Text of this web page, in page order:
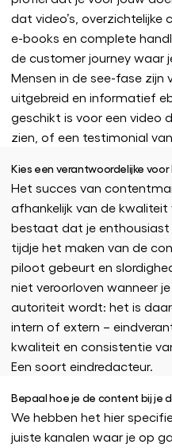
dat video’s,
e-books en complete
de customer journey waar
Mensen in de see-fase
uitgebreid en informatief
geschikt is voor een video
zien, of een testimonial
Kies een verantwoordelijke
Het succes van
afhankelijk van de
bestaat dat je
tijdje het maken van de
piloot gebeurt en
niet veroorloven wanneer
autoriteit wordt: het is
intern of extern –
kwaliteit en consistentie
Een soort eindredacteur.
Bepaal hoe je de content bij je
We hebben het hier
juiste kanalen waar je op